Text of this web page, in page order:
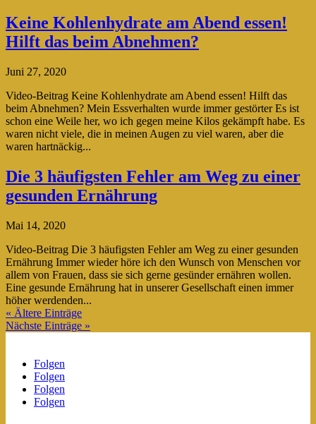
Keine Kohlenhydrate am Abend essen!
Hilft das beim Abnehmen?
Juni 27, 2020
Video-Beitrag Keine Kohlenhydrate am Abend essen! Hilft das
beim Abnehmen? Mein Essverhalten wurde immer gestörter Es ist
schon eine Weile her, wo ich gegen meine Kilos gekämpft habe. Es
waren nicht viele, die in meinen Augen zu viel waren, aber die
waren hartnäckig...
Die 3 häufigsten Fehler am Weg zu einer
gesunden Ernährung
Mai 14, 2020
Video-Beitrag Die 3 häufigsten Fehler am Weg zu einer gesunden
Ernährung Immer wieder höre ich den Wunsch von Menschen vor
allem von Frauen, dass sie sich gerne gesünder ernähren wollen.
Eine gesunde Ernährung hat in unserer Gesellschaft einen immer
höher werdenden...
« Ältere Einträge
Nächste Einträge »
Folgen
Folgen
Folgen
Folgen